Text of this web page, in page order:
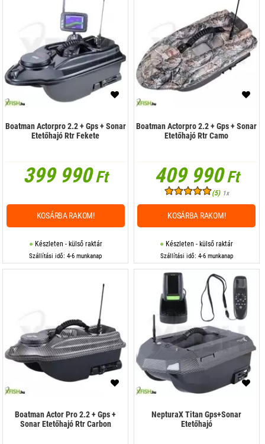
Boatman Actorpro 2.2 + Gps + Sonar
Etetőhajó Rtr Fekete
399 990Ft
Készleten - külső raktár
Szállítási idő: 4-6 munkanap
KOSÁRBA RAKOM!
Boatman Actorpro 2.2 + Gps + Sonar
Etetőhajó Rtr Camo
409 990Ft
(5) 1x
Készleten - külső raktár
Szállítási idő: 4-6 munkanap
KOSÁRBA RAKOM!
Boatman Actor Pro 2.2 + Gps +
Sonar Etetőhajó Rtr Carbon
NepturaX Titan Gps+Sonar
Etetőhajó